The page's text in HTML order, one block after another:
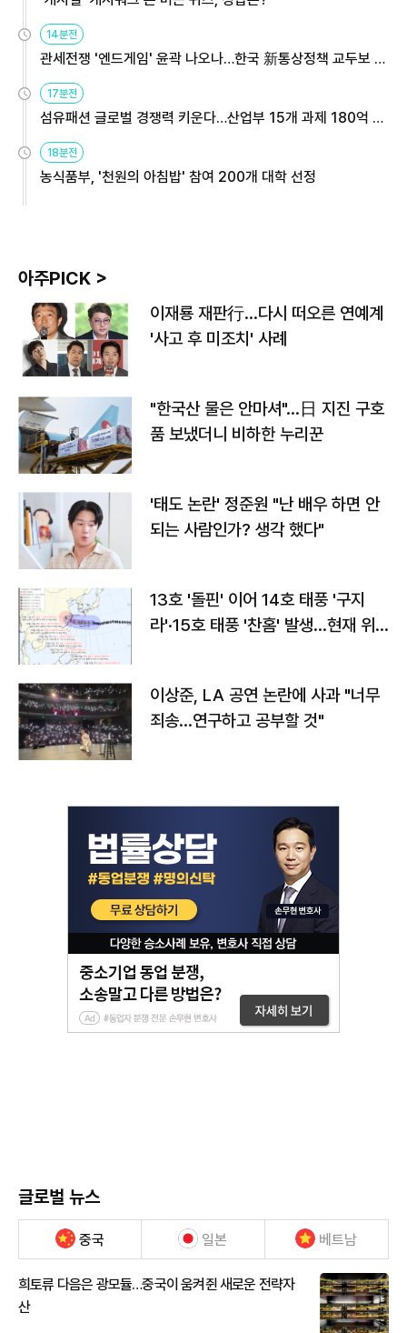
14분전
관세전쟁 '엔드게임' 윤곽 나오나…한국 新통상정책 교두보 활
용해야
17분전
섬유패션 글로벌 경쟁력 키운다…산업부 15개 과제 180억 지
원
18분전
농식품부, '천원의 아침밥' 참여 200개 대학 선정
아주PICK >
이재룡 재판行…다시 떠오른 연예계
'사고 후 미조치' 사례
"한국산 물은 안마셔"…日 지진 구호
품 보냈더니 비하한 누리꾼
'태도 논란' 정준원 "난 배우 하면 안
되는 사람인가? 생각 했다"
13호 '돌핀' 이어 14호 태풍 '구지
라'·15호 태풍 '찬홈' 발생…현재 위
이상준, LA 공연 논란에 사과 "너무
죄송…연구하고 공부할 것"
글로벌 뉴스
중국 일본 베트남
희토류 다음은 광모듈…중국이 움켜쥔 새로운 전략자
산